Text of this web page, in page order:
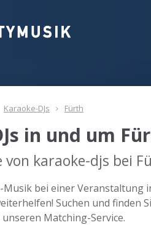
Karaoke-DJs Fürth
in und um
von karaoke-djs bei
Musik bei einer Veranstaltung
Suchen und finden
Matching-Service.